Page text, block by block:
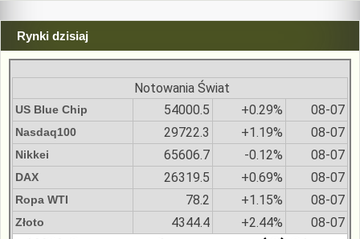
Rynki dzisiaj
Notowania Świat
US Blue Chip 54000.5 +0.29% 08-07
Nasdaq100 29722.3 +1.19% 08-07
Nikkei 65606.7 -0.12% 08-07
DAX 26319.5 +0.69% 08-07
Ropa WTI 78.2 +1.15% 08-07
Złoto 4344.4 +2.44% 08-07